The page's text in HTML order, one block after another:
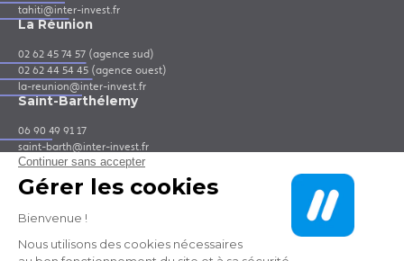
tahiti@inter-invest.fr
La Réunion
02 62 45 74 57 (agence sud)
02 62 44 54 45 (agence ouest)
la-reunion@inter-invest.fr
Saint-Barthélemy
06 90 49 91 17
saint-barth@inter-invest.fr
Saint-Martin
06 90 41 64 55